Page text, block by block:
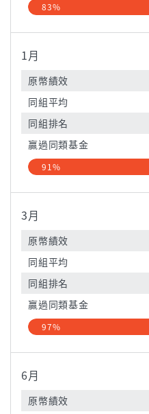
83%
1月
原幣績效
同組平均
同組排名
贏過同類基金
91%
3月
原幣績效
同組平均
同組排名
贏過同類基金
97%
6月
原幣績效